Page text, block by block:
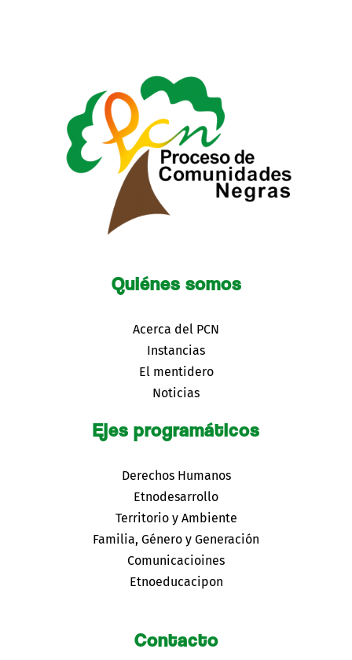
Quiénes somos
Acerca del PCN
Instancias
El mentidero
Noticias
Ejes programáticos
Derechos Humanos
Etnodesarrollo
Territorio y Ambiente
Familia, Género y Generación
Comunicacioines
Etnoeducacipon
Contacto